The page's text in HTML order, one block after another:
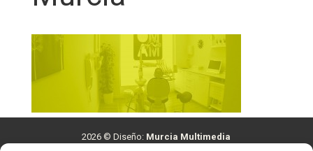
2026 © Diseño: Murcia Multimedia